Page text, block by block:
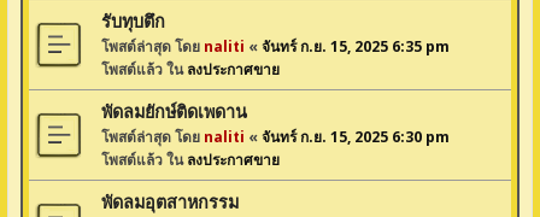
รับทุบตึก
โพสต์ล่าสุด โดย naliti «จันทร์ ก.ย. 15, 2025 6:35 pm
โพสต์แล้ว ในลงประกาศขาย
พัดลมยักษ์ติดเพดาน
โพสต์ล่าสุด โดย naliti «จันทร์ ก.ย. 15, 2025 6:30 pm
โพสต์แล้ว ในลงประกาศขาย
พัดลมอุตสาหกรรม